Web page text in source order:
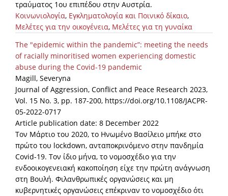
τραύματος 1ου επιπέδου στην Αυστρία.
Κοινωνιολογία, Εγκληματολογία και Ποινικό δίκαιο,
Μελέτες για την οικογένεια, Μελέτες για τη γυναίκα
The "epidemic within the pandemic”: meeting the needs
of racially minoritised women experiencing domestic
abuse during the Covid-19 pandemic
Magill, Severyna
Journal of Aggression, Conflict and Peace Research 2023,
Vol. 15 No. 3, pp. 187-200, https://doi.org/10.1108/JACPR-
05-2022-0717
Article publication date: 8 December 2022
Τον Μάρτιο του 2020, το Ηνωμένο Βασίλειο μπήκε στο
πρώτο του lockdown, ανταποκρινόμενο στην πανδημία
Covid-19. Τον ίδιο μήνα, το νομοσχέδιο για την
ενδοοικογενειακή κακοποίηση είχε την πρώτη ανάγνωση
στη Βουλή. Φιλανθρωπικές οργανώσεις και μη
κυβερνητικές οργανώσεις επέκριναν το νομοσχέδιο ότι